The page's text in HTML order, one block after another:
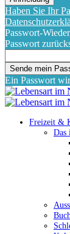
Haben Sie Ihr
Passwort-
Passwort
Ein Passwort
Freizeit &
Das